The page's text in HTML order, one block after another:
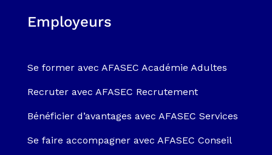
Employeurs
Se former avec AFASEC Académie Adultes
Recruter avec AFASEC Recrutement
Bénéficier d’avantages avec AFASEC Services
Se faire accompagner avec AFASEC Conseil